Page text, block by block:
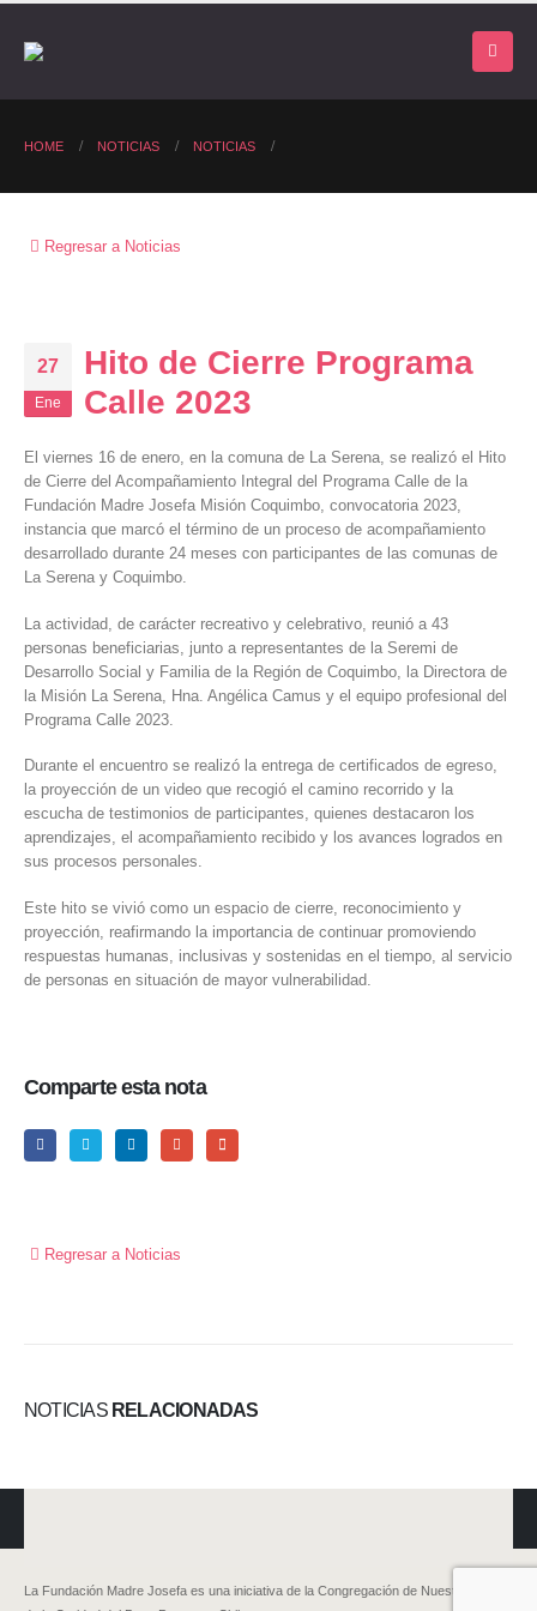
HOME NOTICIAS NOTICIAS
Regresar a Noticias
27
Ene
Hito de Cierre Programa
Calle 2023
El viernes 16 de enero, en la comuna de La Serena, se realizó el Hito
de Cierre del Acompañamiento Integral del Programa Calle de la
Fundación Madre Josefa Misión Coquimbo, convocatoria 2023,
instancia que marcó el término de un proceso de acompañamiento
desarrollado durante 24 meses con participantes de las comunas de
La Serena y Coquimbo.
La actividad, de carácter recreativo y celebrativo, reunió a 43
personas beneficiarias, junto a representantes de la Seremi de
Desarrollo Social y Familia de la Región de Coquimbo, la Directora de
la Misión La Serena, Hna. Angélica Camus y el equipo profesional del
Programa Calle 2023.
Durante el encuentro se realizó la entrega de certificados de egreso,
la proyección de un video que recogió el camino recorrido y la
escucha de testimonios de participantes, quienes destacaron los
aprendizajes, el acompañamiento recibido y los avances logrados en
sus procesos personales.
Este hito se vivió como un espacio de cierre, reconocimiento y
proyección, reafirmando la importancia de continuar promoviendo
respuestas humanas, inclusivas y sostenidas en el tiempo, al servicio
de personas en situación de mayor vulnerabilidad.
Comparte esta nota
Regresar a Noticias
NOTICIAS RELACIONADAS
La Fundación Madre Josefa es una iniciativa de la Congregación de Nuestra Señora